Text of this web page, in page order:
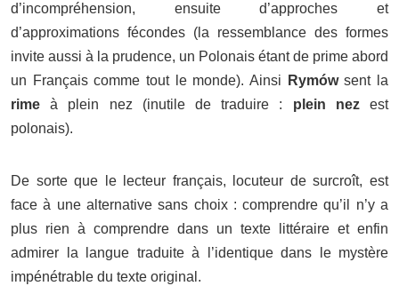
d’incompréhension, ensuite d’approches et
d’approximations fécondes (la ressemblance des formes
invite aussi à la prudence, un Polonais étant de prime abord
un Français comme tout le monde). Ainsi
Rymówsent la
rime à plein nez (inutile de traduire : plein nezest
polonais).
De sorte que le lecteur français, locuteur de surcroît, est
face à une alternative sans choix : comprendre qu’il n’y a
plus rien à comprendre dans un texte littéraire et enfin
admirer la langue traduite à l’identique dans le mystère
impénétrable du texte original.